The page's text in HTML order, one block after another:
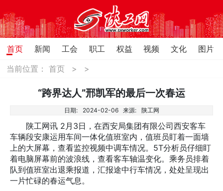
首页 新闻 工会 职工 权益 视频 文化
图片
当前位置：首页 > >
“跨界达人”邢凯军的最后一次春运
日期: 2024-02-06 来源: 陕工网
陕工网讯 2月3日，在西安局集团有限公司西安客车
车辆段安康运用车间一体化值班室内，值班员盯着一面墙
上的大屏幕，查看监控视频中调车情况。5T分析员仔细盯
着电脑屏幕前的波浪线，查看客车轴温变化。乘务员排着
队到值班室出退乘报道，汇报途中行车情况，处处呈现出
一片忙碌的春运气息。